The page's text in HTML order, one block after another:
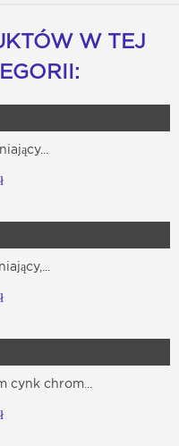
W TEJ
cynk chrom...